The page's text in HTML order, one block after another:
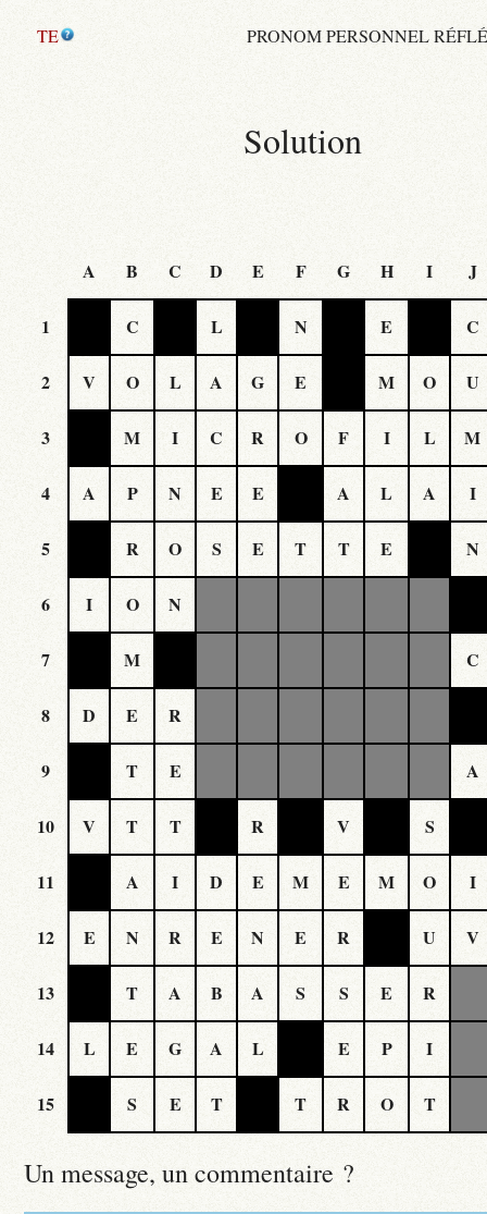
TE PRONOM PERSONNEL
Solution
A B C D E F G H I J
1 C L N E C
2 V O L A G E M O U
3 M I C R O F I L M
4 A P N E E A L A I
5 R O S E T T E N
6 I O N
7 M C
8 D E R
9 T E A
10 V T T R V S
11 A I D E M E M O I
12 E N R E N E R U V
13 T A B A S S E R
14 L E G A L E P I
15 S E T T R O T
Un message, un commentaire ?